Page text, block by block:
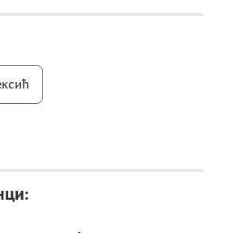
и кадровског потенцијала
Благојевић је изразио